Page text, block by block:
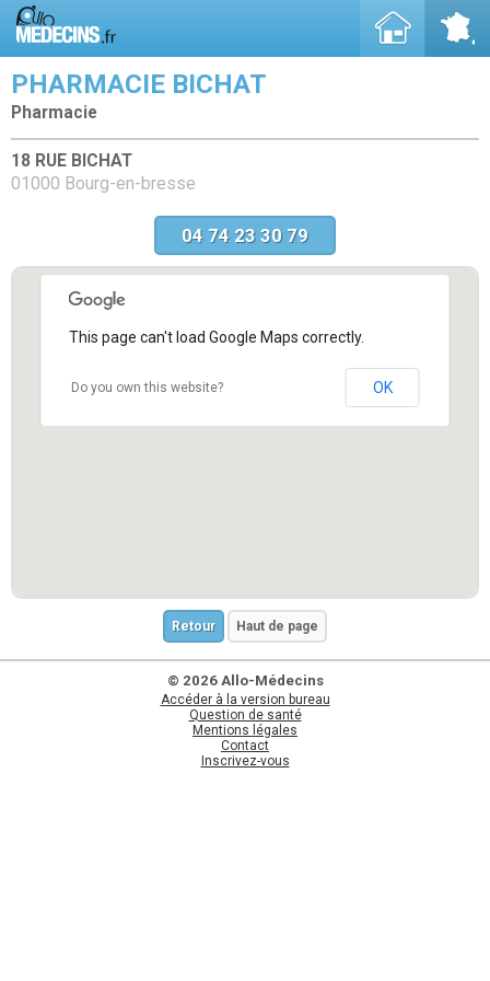
PHARMACIE BICHAT
Pharmacie
18 RUE BICHAT
01000 Bourg-en-bresse
04 74 23 30 79
This page can't load Google Maps correctly.
Do you own this website? OK
Retour Haut de page
© 2026 Allo-Médecins
Accéder à la version bureau
Question de santé
Mentions légales
Contact
Inscrivez-vous